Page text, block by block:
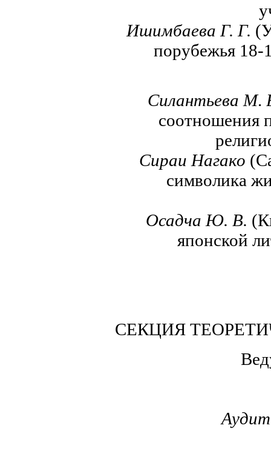
Ишимбаева Г. Г.
порубежья 18-
Силантьева М.
соотношения
Сираи Нагако
символика
Осадча Ю. В.
японской
СЕКЦИЯ